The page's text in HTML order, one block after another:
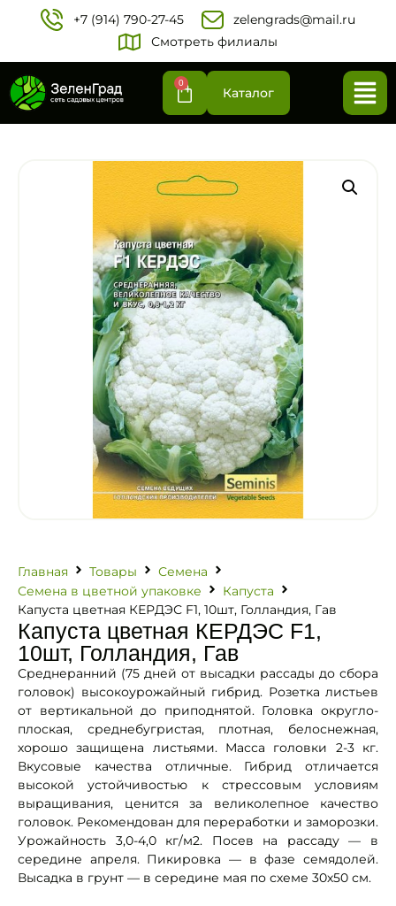
+7 (914) 790-27-45‬
zelengrads@mail.ru
Смотреть филиалы
0
Каталог
Главная Товары
Семена
Семена в цветной упаковке
Капуста
Капуста цветная КЕРДЭС F1, 10шт, Голландия, Гав
Капуста цветная КЕРДЭС F1,
10шт, Голландия, Гав
Среднеранний (75 дней от высадки рассады до сбора
головок) высокоурожайный гибрид. Розетка листьев
от вертикальной до приподнятой. Головка округло-
плоская, среднебугристая, плотная, белоснежная,
хорошо защищена листьями. Масса головки 2-3 кг.
Вкусовые качества отличные. Гибрид отличается
высокой устойчивостью к стрессовым условиям
выращивания, ценится за великолепное качество
головок. Рекомендован для переработки и заморозки.
Урожайность 3,0-4,0 кг/м2. Посев на рассаду — в
середине апреля. Пикировка — в фазе семядолей.
Высадка в грунт — в середине мая по схеме 30х50 см.